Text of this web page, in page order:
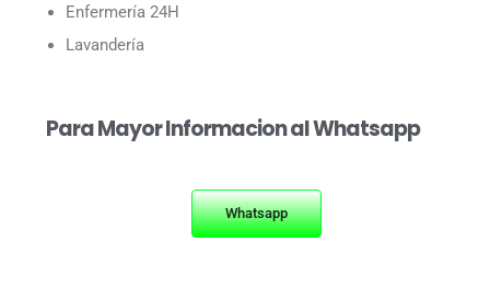
Enfermería 24H
Lavandería
Para Mayor Informacion al Whatsapp
Whatsapp